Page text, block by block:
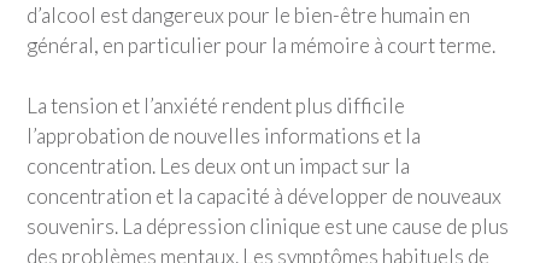
d’alcool est dangereux pour le bien-être humain en
général, en particulier pour la mémoire à court terme.
La tension et l’anxiété rendent plus difficile
l’approbation de nouvelles informations et la
concentration. Les deux ont un impact sur la
concentration et la capacité à développer de nouveaux
souvenirs. La dépression clinique est une cause de plus
des problèmes mentaux. Les symptômes habituels de